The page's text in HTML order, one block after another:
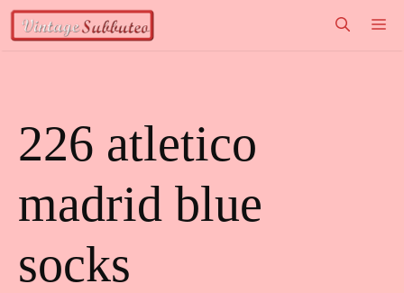
Vai
226 atletico
madrid blue
socks